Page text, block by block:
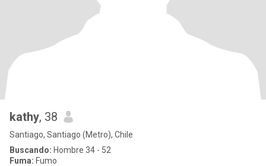
kathy, 38
Santiago, Santiago (Metro), Chile
Buscando: Hombre 34 - 52
Fuma: Fumo